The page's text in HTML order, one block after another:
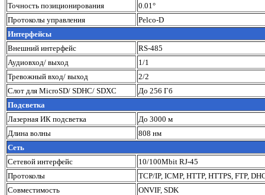
Точность позиционирования
0.01°
Протоколы управления
Pelco-D
Интерфейсы
Внешний интерфейс
RS-485
Аудиовход/ выход
1/1
Тревожный вход/ выход
2/2
Слот для MicroSD/ SDHC/ SDXC
До 256 Гб
Подсветка
Лазерная ИК подсветка
До 3000 м
Длина волны
808 нм
Сеть
Сетевой интерфейс
10/100Mbit RJ-45
Протоколы
TCP/IP, ICMP, HTTP, HTTPS, FTP,
Совместимость
ONVIF, SDK